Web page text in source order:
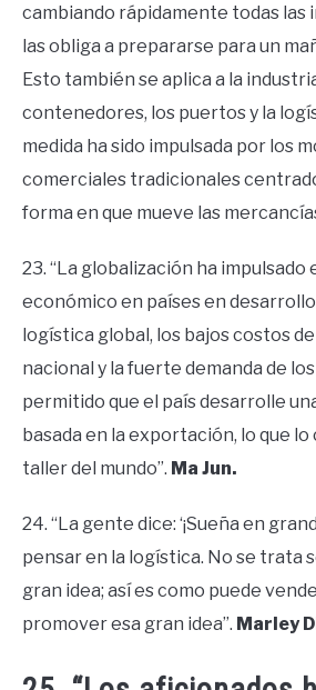
cambiando rápidamente todas las
las obliga a prepararse para un
Esto también se aplica a la
contenedores, los puertos y la
medida ha sido impulsada por los
comerciales tradicionales
forma en que mueve las
23. “La globalización ha
económico en países en
logística global, los bajos costos
nacional y la fuerte demanda de
permitido que el país desarrolle
basada en la exportación, lo que
taller del mundo”. Ma Jun.
24. “La gente dice: ‘¡Sueña en
pensar en la logística. No se trata
gran idea; así es como puede
promover esa gran idea”. Marley